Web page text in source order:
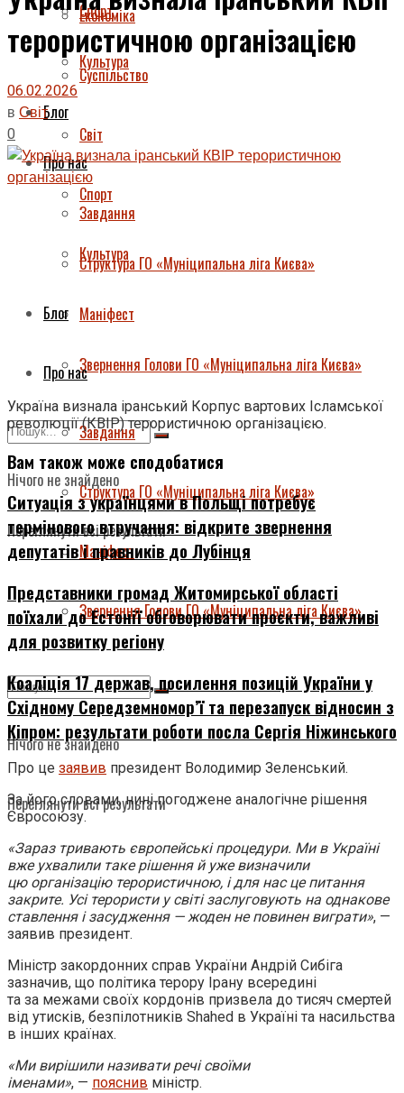
Спорт
Культура
Блог
Про нас
Завдання
Структура ГО «Муніципальна ліга Києва»
Маніфест
Звернення Голови ГО «Муніципальна ліга Києва»
Нічого не знайдено
Переглянути всі результати
Економіка
Суспільство
Світ
Спорт
Культура
Блог
Про нас
Завдання
Структура ГО «Муніципальна ліга Києва»
Маніфест
Звернення Голови ГО «Муніципальна ліга Києва»
Нічого не знайдено
Переглянути всі результати
терористичною організацією
06.02.2026
в Світ
0
Україна визнала іранський Корпус вартових Ісламської
революції (КВІР) терористичною організацією.
Вам також може сподобатися
Ситуація з українцями в Польщі потребує
термінового втручання: відкрите звернення
депутатів і правників до Лубінця
Представники громад Житомирської області
поїхали до Естонії обговорювати проєкти, важливі
для розвитку регіону
Коаліція 17 держав, посилення позицій України у
Східному Середземномор’ї та перезапуск відносин з
Кіпром: результати роботи посла Сергія Ніжинського
Про це заявив президент Володимир Зеленський.
За його словами, нині погоджене аналогічне рішення
Євросоюзу.
«Зараз тривають європейські процедури. Ми в Україні
вже ухвалили таке рішення й уже визначили
цю організацію терористичною, і для нас це питання
закрите. Усі терористи у світі заслуговують на однакове
ставлення і засудження — жоден не повинен виграти», —
заявив президент.
Міністр закордонних справ України Андрій Сибіга
зазначив, що політика терору Ірану всередині
та за межами своїх кордонів призвела до тисяч смертей
від утисків, безпілотників Shahed в Україні та насильства
в інших країнах.
«Ми вирішили називати речі своїми
іменами», — пояснив міністр.